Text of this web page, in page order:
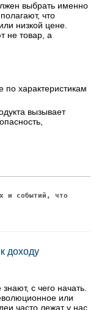
выбрать именно
что
низкой цене.
не товар, а
характеристикам
вызывает
и событий, что
доходу
с чего начать.
или
часто лежат у нас